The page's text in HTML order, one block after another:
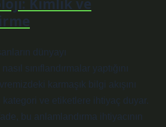
Kimlik ve
dünyayı
sınıflandırmalar yaptığını
karmaşık bilgi akışını
kategori ve etiketlere ihtiyaç duyar.
bu anlamlandırma ihtiyacının